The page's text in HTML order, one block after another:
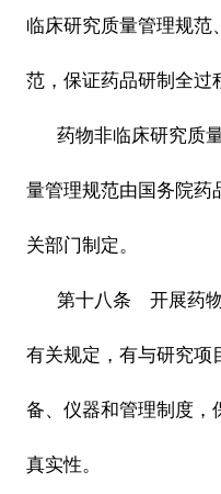
临床研究质量管理规范
范，保证药品研制全过
药物非临床研究质量
量管理规范由国务院药
关部门制定。
第十八条 开展药物
有关规定，有与研究项
备、仪器和管理制度，
真实性。